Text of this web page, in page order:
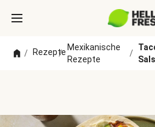
/ Rezepte
/
Mexikanische
Rezepte
/